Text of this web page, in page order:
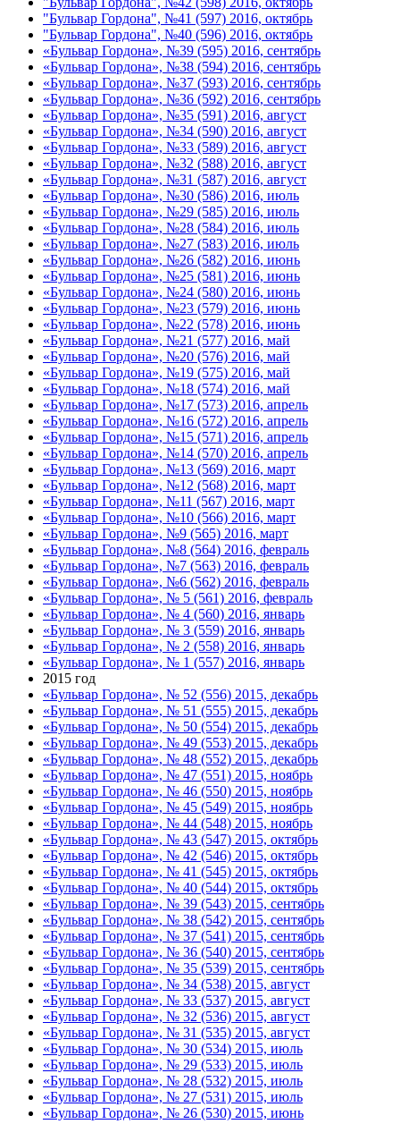
"Бульвар Гордона", №41 (597) 2016, октябрь
"Бульвар Гордона", №40 (596) 2016, октябрь
«Бульвар Гордона», №39 (595) 2016, сентябрь
«Бульвар Гордона», №38 (594) 2016, сентябрь
«Бульвар Гордона», №37 (593) 2016, сентябрь
«Бульвар Гордона», №36 (592) 2016, сентябрь
«Бульвар Гордона», №35 (591) 2016, август
«Бульвар Гордона», №34 (590) 2016, август
«Бульвар Гордона», №33 (589) 2016, август
«Бульвар Гордона», №32 (588) 2016, август
«Бульвар Гордона», №31 (587) 2016, август
«Бульвар Гордона», №30 (586) 2016, июль
«Бульвар Гордона», №29 (585) 2016, июль
«Бульвар Гордона», №28 (584) 2016, июль
«Бульвар Гордона», №27 (583) 2016, июль
«Бульвар Гордона», №26 (582) 2016, июнь
«Бульвар Гордона», №25 (581) 2016, июнь
«Бульвар Гордона», №24 (580) 2016, июнь
«Бульвар Гордона», №23 (579) 2016, июнь
«Бульвар Гордона», №22 (578) 2016, июнь
«Бульвар Гордона», №21 (577) 2016, май
«Бульвар Гордона», №20 (576) 2016, май
«Бульвар Гордона», №19 (575) 2016, май
«Бульвар Гордона», №18 (574) 2016, май
«Бульвар Гордона», №17 (573) 2016, апрель
«Бульвар Гордона», №16 (572) 2016, апрель
«Бульвар Гордона», №15 (571) 2016, апрель
«Бульвар Гордона», №14 (570) 2016, апрель
«Бульвар Гордона», №13 (569) 2016, март
«Бульвар Гордона», №12 (568) 2016, март
«Бульвар Гордона», №11 (567) 2016, март
«Бульвар Гордона», №10 (566) 2016, март
«Бульвар Гордона», №9 (565) 2016, март
«Бульвар Гордона», №8 (564) 2016, февраль
«Бульвар Гордона», №7 (563) 2016, февраль
«Бульвар Гордона», №6 (562) 2016, февраль
«Бульвар Гордона», № 5 (561) 2016, февраль
«Бульвар Гордона», № 4 (560) 2016, январь
«Бульвар Гордона», № 3 (559) 2016, январь
«Бульвар Гордона», № 2 (558) 2016, январь
«Бульвар Гордона», № 1 (557) 2016, январь
2015 год
«Бульвар Гордона», № 52 (556) 2015, декабрь
«Бульвар Гордона», № 51 (555) 2015, декабрь
«Бульвар Гордона», № 50 (554) 2015, декабрь
«Бульвар Гордона», № 49 (553) 2015, декабрь
«Бульвар Гордона», № 48 (552) 2015, декабрь
«Бульвар Гордона», № 47 (551) 2015, ноябрь
«Бульвар Гордона», № 46 (550) 2015, ноябрь
«Бульвар Гордона», № 45 (549) 2015, ноябрь
«Бульвар Гордона», № 44 (548) 2015, ноябрь
«Бульвар Гордона», № 43 (547) 2015, октябрь
«Бульвар Гордона», № 42 (546) 2015, октябрь
«Бульвар Гордона», № 41 (545) 2015, октябрь
«Бульвар Гордона», № 40 (544) 2015, октябрь
«Бульвар Гордона», № 39 (543) 2015, сентябрь
«Бульвар Гордона», № 38 (542) 2015, сентябрь
«Бульвар Гордона», № 37 (541) 2015, сентябрь
«Бульвар Гордона», № 36 (540) 2015, сентябрь
«Бульвар Гордона», № 35 (539) 2015, сентябрь
«Бульвар Гордона», № 34 (538) 2015, август
«Бульвар Гордона», № 33 (537) 2015, август
«Бульвар Гордона», № 32 (536) 2015, август
«Бульвар Гордона», № 31 (535) 2015, август
«Бульвар Гордона», № 30 (534) 2015, июль
«Бульвар Гордона», № 29 (533) 2015, июль
«Бульвар Гордона», № 28 (532) 2015, июль
«Бульвар Гордона», № 27 (531) 2015, июль
«Бульвар Гордона», № 26 (530) 2015, июнь